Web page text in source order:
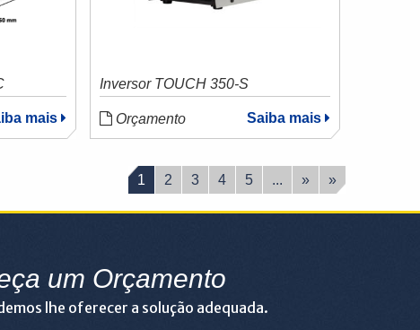
mais
Inversor TOUCH 350-S
Orçamento Saiba mais
1 2 3 4 5 ... » »
um Orçamento
lhe oferecer a solução adequada.